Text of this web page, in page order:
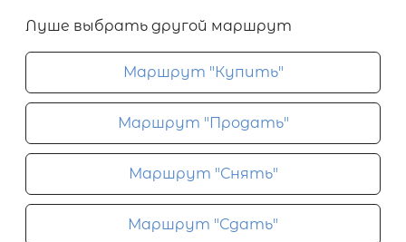
Луше выбрать другой маршрут
Маршрут "Купить"
Маршрут "Продать"
Маршрут "Снять"
Маршрут "Сдать"